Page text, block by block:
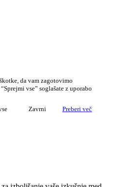
da vam zagotovimo
vse” soglašate z uporabo
Zavrni Preberi več